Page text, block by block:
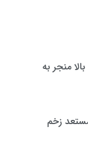
منجر به
زخم